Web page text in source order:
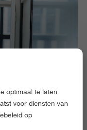
optimaal te laten
voor diensten van
op